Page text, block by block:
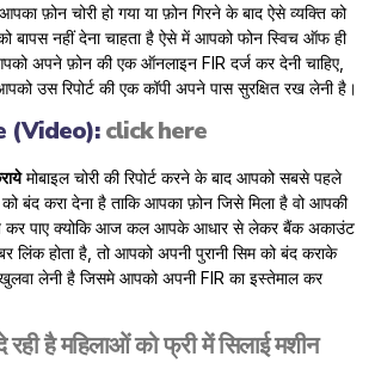
फ़ोन चोरी हो गया या फ़ोन गिरने के बाद ऐसे व्यक्ति को
बापस नहीं देना चाहता है ऐसे में आपको फोन स्विच ऑफ ही
अपने फ़ोन की एक ऑनलाइन FIR दर्ज कर देनी चाहिए,
उस रिपोर्ट की एक कॉपी अपने पास सुरक्षित रख लेनी है।
(Video): click here
मोबाइल चोरी की रिपोर्ट करने के बाद आपको सबसे पहले
को बंद करा देना है ताकि आपका फ़ोन जिसे मिला है वो आपकी
कर पाए क्योकि आज कल आपके आधार से लेकर बैंक अकाउंट
होता है, तो आपको अपनी पुरानी सिम को बंद कराके
लेनी है जिसमे आपको अपनी FIR का इस्तेमाल कर
रही है महिलाओं को फ्री में सिलाई मशीन